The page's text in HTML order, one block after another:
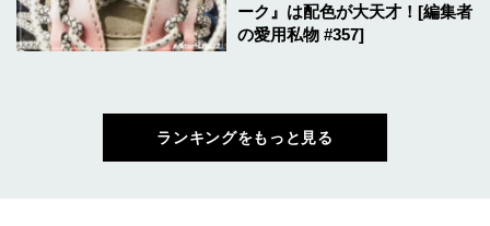
ーク』は配色が大天才！[編集者
の愛用私物 #357]
ランキングをもっと見る